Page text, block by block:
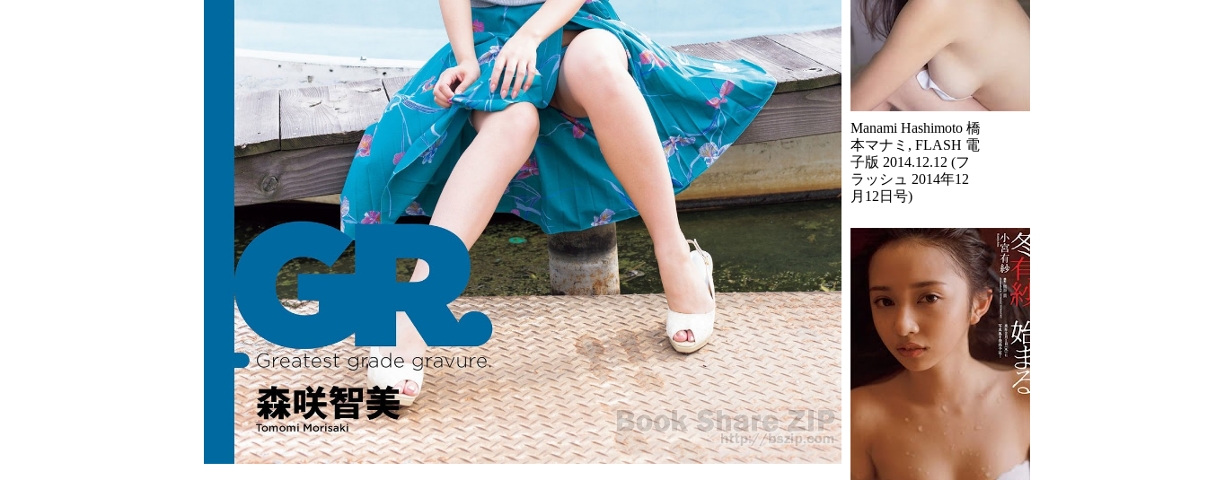
Manami Hashimoto 橋
本マナミ, FLASH 電
子版 2014.12.12 (フ
ラッシュ 2014年12
月12日号)